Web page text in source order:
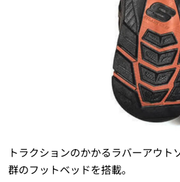
トラクションのかかるラバーアウト
群のフットベッドを搭載。